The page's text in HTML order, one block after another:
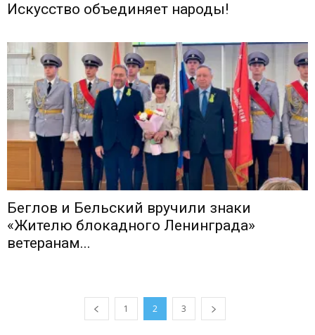
Искусство объединяет народы!
Беглов и Бельский вручили знаки
«Жителю блокадного Ленинграда»
ветеранам...
1 2 3